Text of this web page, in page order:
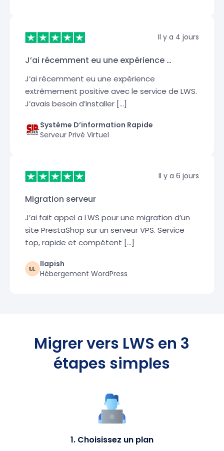
Il y a 4 jours
J’ai récemment eu une expérience …
J’ai récemment eu une expérience
extrêmement positive avec le service de LWS.
J’avais besoin d’installer […]
Système D’information Rapide
Serveur Privé Virtuel
Il y a 6 jours
Migration serveur
J’ai fait appel a LWS pour une migration d’un
site PrestaShop sur un serveur VPS. Service
top, rapide et compétent […]
llapish
Hébergement WordPress
Migrer vers LWS en 3
étapes simples
1. Choisissez un plan